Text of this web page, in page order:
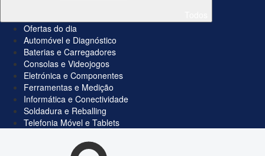
Ofertas do dia
Automóvel e Diagnóstico
Baterias e Carregadores
Consolas e Videojogos
Eletrónica e Componentes
Ferramentas e Medição
Informática e Conectividade
Soldadura e Reballing
Telefonia Móvel e Tablets